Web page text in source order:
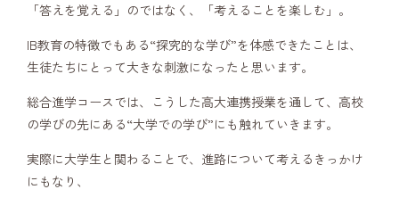
「答えを覚える」のではなく、「考えることを楽しむ」。
IB教育の特徴でもある“探究的な学び”を体感できたことは、
生徒たちにとって大きな刺激になったと思います。
総合進学コースでは、こうした高大連携授業を通して、高校
の学びの先にある“大学での学び”にも触れていきます。
実際に大学生と関わることで、進路について考えるきっかけ
にもなり、